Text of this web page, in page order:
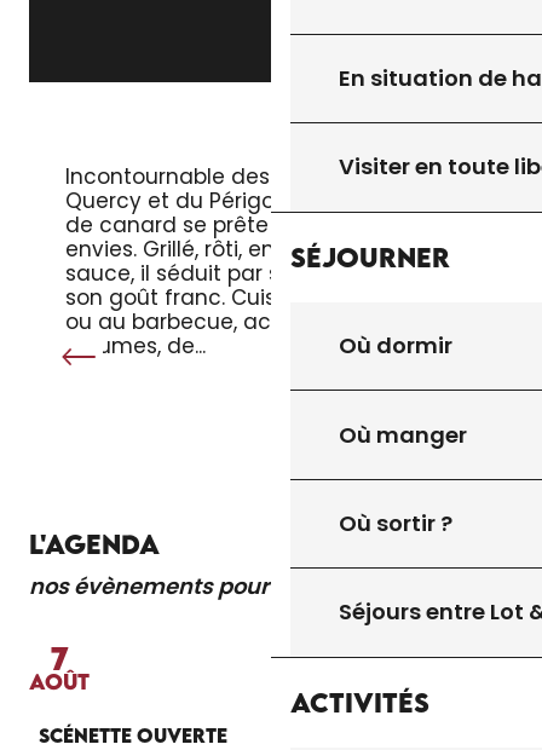
En situation de
Visiter en toute
Séjourner
Où dormir
Où manger
Où sortir ?
Séjours entre Lot
Activités
Incontournable des tables du
Quercy et du Périgord, le magret
de canard se prête à toutes les
envies. Grillé, rôti, en salade ou en
sauce, il séduit par sa tendreté et
son goût franc. Cuisiné à la poêle
ou au barbecue, accompagné de
légumes, de...
L'AGENDA
nos évènements pour vous
Lire la suite
7
AOÛT
SCÉNETTE OUVERTE